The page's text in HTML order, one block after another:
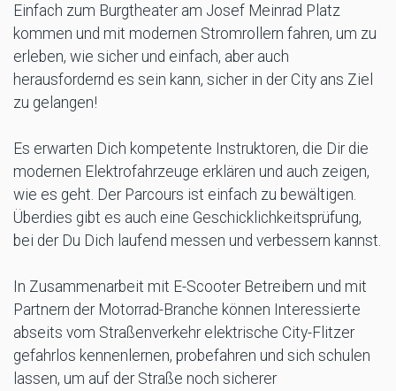
Einfach zum Burgtheater am Josef Meinrad Platz
kommen und mit modernen Stromrollern fahren, um zu
erleben, wie sicher und einfach, aber auch
herausfordernd es sein kann, sicher in der City ans Ziel
zu gelangen!
Es erwarten Dich kompetente Instruktoren, die Dir die
modernen Elektrofahrzeuge erklären und auch zeigen,
wie es geht. Der Parcours ist einfach zu bewältigen.
Überdies gibt es auch eine Geschicklichkeitsprüfung,
bei der Du Dich laufend messen und verbessern kannst.
In Zusammenarbeit mit E-Scooter Betreibern und mit
Partnern der Motorrad-Branche können Interessierte
abseits vom Straßenverkehr elektrische City-Flitzer
gefahrlos kennenlernen, probefahren und sich schulen
lassen, um auf der Straße noch sicherer